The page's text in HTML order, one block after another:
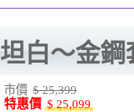
坦白～金鋼
市價 $ 25,399
特惠價 $ 25,099